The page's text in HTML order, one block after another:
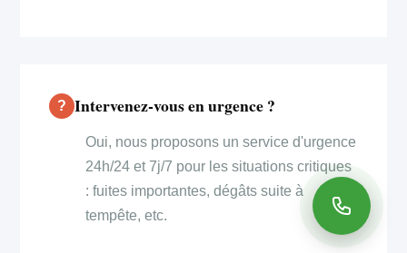
Intervenez-vous en urgence ?
Oui, nous proposons un service d'urgence
24h/24 et 7j/7 pour les situations critiques
: fuites importantes, dégâts suite à
tempête, etc.